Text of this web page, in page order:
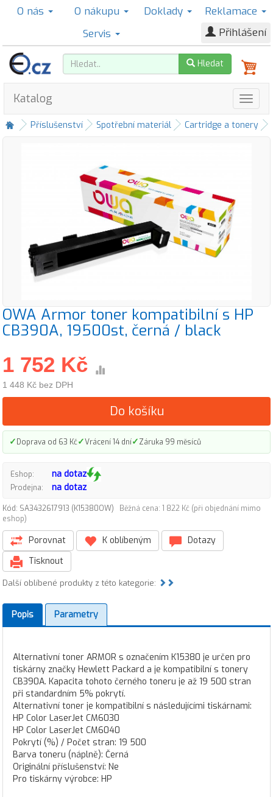
O nás O nákupu Doklady
Reklamace
Servis
Přihlášení
Hledat
Katalog
Příslušenství Spotřební materiál Cartridge a tonery
OWA Armor toner kompatibilní s HP
CB390A, 19500st, černá / black
1 752 Kč
1 448 Kč bez DPH
Do košíku
✓Doprava od 63 Kč✓Vrácení 14 dní✓Záruka 99 měsíců
Eshop: na dotaz
Prodejna: na dotaz
Kód: SA3432617913 (K15380OW)
Běžná cena: 1 822 Kč (při objednání mimo
eshop)
Porovnat K oblíbeným
Dotazy
Tisknout
Další oblíbené produkty z této kategorie:
Popis Parametry
Alternativní toner ARMOR s označením K15380 je určen pro
tiskárny značky Hewlett Packard a je kompatibilní s tonery
CB390A. Kapacita tohoto černého toneru je až 19 500 stran
při standardním 5% pokrytí.
Alternativní toner je kompatibilní s následujícími tiskárnami:
HP Color LaserJet CM6030
HP Color LaserJet CM6040
Pokrytí (%) / Počet stran: 19 500
Barva toneru (náplně): Černá
Originální příslušenství: Ne
Pro tiskárny výrobce: HP